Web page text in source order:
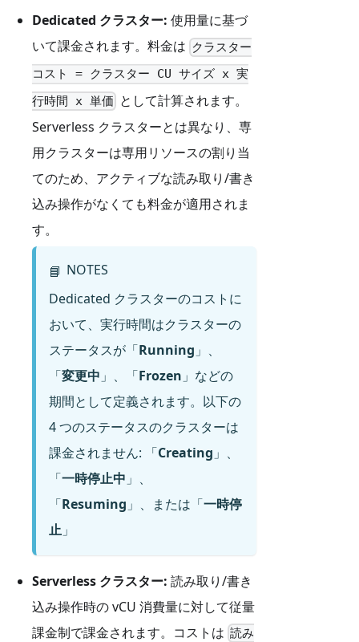
Dedicated クラスター: 使用量に基づ
いて課金されます。料金は クラスター
コスト = クラスター CU サイズ x 実
行時間 x 単価 として計算されます。
Serverless クラスターとは異なり、専
用クラスターは専用リソースの割り当
てのため、アクティブな読み取り/書き
込み操作がなくても料金が適用されま
す。
📘 NOTES
Dedicated クラスターのコストに
おいて、実行時間はクラスターの
ステータスが「Running 」、
「変更中 」、「Frozen 」などの
期間として定義されます。以下の
4 つのステータスのクラスターは
課金されません: 「Creating 」、
「一時停止中 」、
「Resuming 」、または「一時停
止 」
Serverless クラスター: 読み取り/書き
込み操作時の vCU 消費量に対して従量
課金制で課金されます。コストは 読み